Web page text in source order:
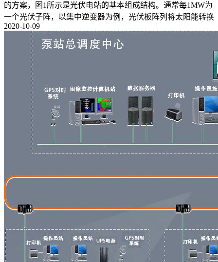
的方案，图1所示是光伏电站的基本组成结构。通常每1MW为
一个光伏子阵，以集中逆变器为例，光伏板阵列将太阳能转换
2020-10-09